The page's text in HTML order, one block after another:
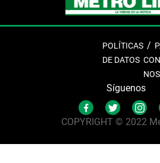
POLÍTICAS
DE DATOS CON
Síguenos
COPYRIGHT © 2022